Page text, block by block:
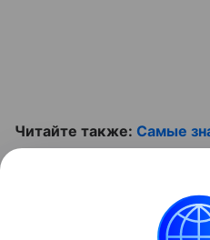
Читайте также: Самые
многодетные мамы
Контент недоступен